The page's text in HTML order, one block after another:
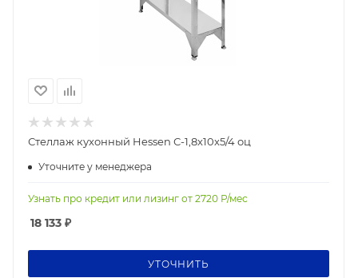
Стеллаж кухонный Hessen С-1,8x10x5/4 оц
Уточните у менеджера
Узнать про кредит или лизинг от 2720 Р/мес
18 133 ₽
УТОЧНИТЬ